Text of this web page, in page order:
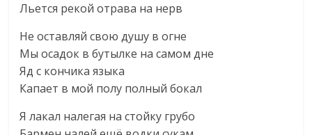
Льется рекой отрава на нерв
Не оставляй свою душу в огне
Мы осадок в бутылке на самом дне
Яд с кончика языка
Капает в мой полу полный бокал
Я лакал налегая на стойку грубо